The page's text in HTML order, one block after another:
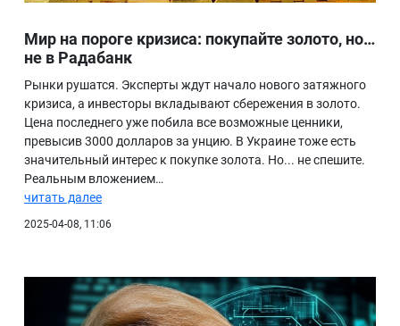
Мир на пороге кризиса: покупайте золото, но…
не в Радабанк
Рынки рушатся. Эксперты ждут начало нового затяжного
кризиса, а инвесторы вкладывают сбережения в золото.
Цена последнего уже побила все возможные ценники,
превысив 3000 долларов за унцию. В Украине тоже есть
значительный интерес к покупке золота. Но... не спешите.
Реальным вложением…
читать далее
2025-04-08, 11:06